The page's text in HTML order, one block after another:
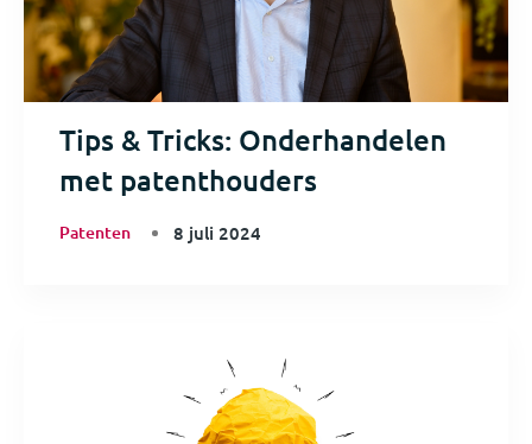
Tips & Tricks: Onderhandelen
met patenthouders
Patenten 8 juli 2024